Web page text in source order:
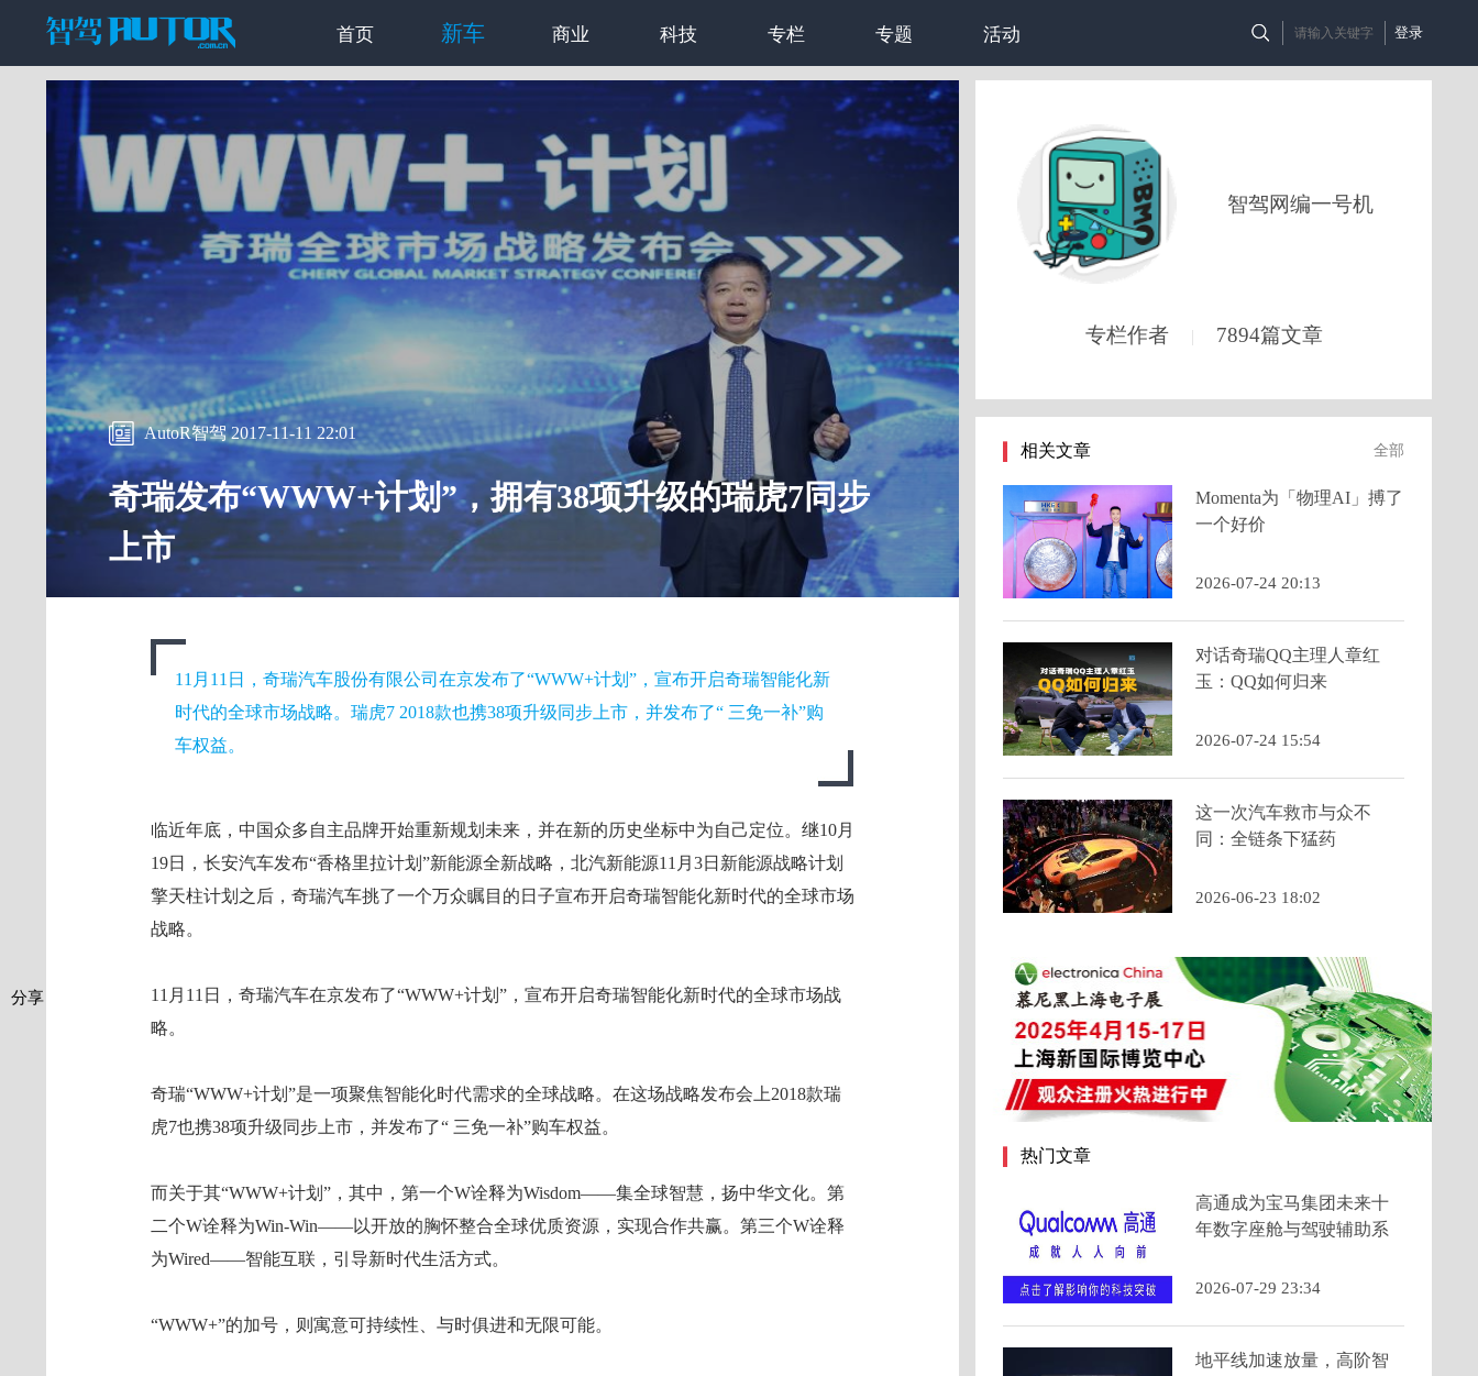
登录
首页 新车 商业 科技 专栏 专题 活动
AutoR智驾 2017-11-11 22:01
奇瑞发布“WWW+计划”，拥有38项升级的瑞虎7同步
上市
分享
11月11日，奇瑞汽车股份有限公司在京发布了“WWW+计划”，宣布开启奇瑞智能化新
时代的全球市场战略。瑞虎7 2018款也携38项升级同步上市，并发布了“ 三免一补”购
车权益。
临近年底，中国众多自主品牌开始重新规划未来，并在新的历史坐标中为自己定位。继10月
19日，长安汽车发布“香格里拉计划”新能源全新战略，北汽新能源11月3日新能源战略计划
擎天柱计划之后，奇瑞汽车挑了一个万众瞩目的日子宣布开启奇瑞智能化新时代的全球市场
战略。
11月11日，奇瑞汽车在京发布了“WWW+计划”，宣布开启奇瑞智能化新时代的全球市场战
略。
奇瑞“WWW+计划”是一项聚焦智能化时代需求的全球战略。在这场战略发布会上2018款瑞
虎7也携38项升级同步上市，并发布了“ 三免一补”购车权益。
而关于其“WWW+计划”，其中，第一个W诠释为Wisdom——集全球智慧，扬中华文化。第
二个W诠释为Win-Win——以开放的胸怀整合全球优质资源，实现合作共赢。第三个W诠释
为Wired——智能互联，引导新时代生活方式。
“WWW+”的加号，则寓意可持续性、与时俱进和无限可能。
智驾网编一号机
专栏作者 | 7894篇文章
相关文章 全部
Momenta为「物理AI」搏了
一个好价
2026-07-24 20:13
对话奇瑞QQ主理人章红
玉：QQ如何归来
2026-07-24 15:54
这一次汽车救市与众不
同：全链条下猛药
2026-06-23 18:02
热门文章
高通成为宝马集团未来十
年数字座舱与驾驶辅助系
2026-07-29 23:34
地平线加速放量，高阶智